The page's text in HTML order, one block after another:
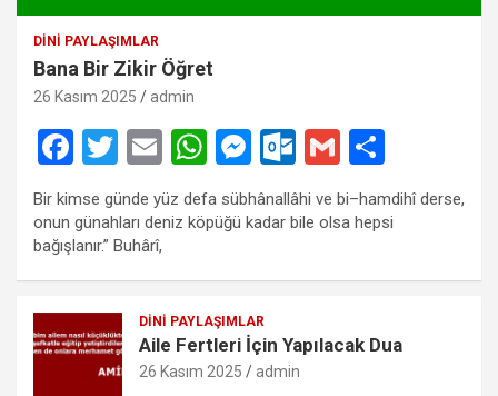
DINI PAYLAŞIMLAR
Bana Bir Zikir Öğret
26 Kasım 2025 admin
F
ce
b
o
o
k
T
wi
tt
er
E
m
ail
W
h
at
A
p
p
M
es
se
g
er
O
ut
lo
k.
o
G
m
ail
h
ar
Bir kimse günde yüz defa sübhânallâhi ve bi–hamdihî derse,
onun günahları deniz köpüğü kadar bile olsa hepsi
bağışlanır.” Buhârî,
DINI PAYLAŞIMLAR
Aile Fertleri İçin Yapılacak Dua
26 Kasım 2025 admin